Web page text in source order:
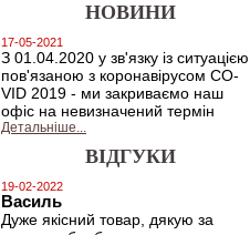
НОВИНИ
17-05-2021
З 01.04.2020 у зв'язку із ситуацією,
пов'язаною з коронавірусом CO-
VID 2019 - ми закриваємо наш
офіс на невизначений термін
Детальніше...
ВІДГУКИ
19-02-2022
Василь
Дуже якісний товар, дякую за